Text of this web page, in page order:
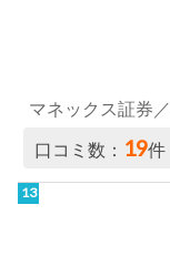
マネックス証券
口コミ数： 19